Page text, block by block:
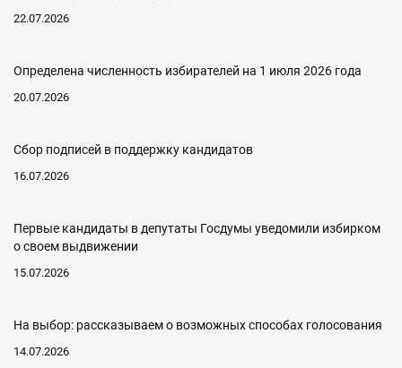
22.07.2026
Определена численность избирателей на 1 июля 2026 года
20.07.2026
Сбор подписей в поддержку кандидатов
16.07.2026
Первые кандидаты в депутаты Госдумы уведомили избирком
о своем выдвижении
15.07.2026
На выбор: рассказываем о возможных способах голосования
14.07.2026